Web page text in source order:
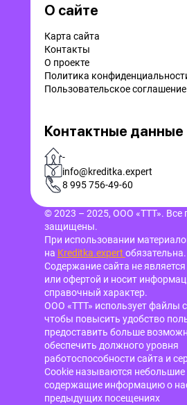
О сайте
Карта сайта
Контакты
О проекте
Политика
Пользовательское соглашение
Контактные данные
-
info@kreditka.expert
8 995 756-49-60
© 2023 – 2025, ООО «ТТТ». Все
защищены.
При использовании
на Kreditka.expert обязательна.
Содержание сайта не
или офертой и носит
справочный характер.
ООО «ТТТ» использует файлы
чтобы повысить удобство
предоставить больше
обеспечить должного уровня
работоспособности сайта и
Cookie называются
содержащие информацию о
предыдущих посещениях